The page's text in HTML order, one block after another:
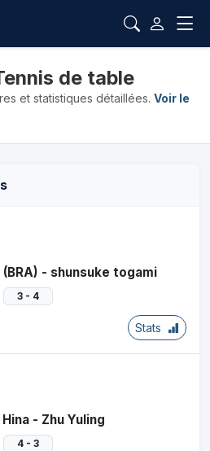
de table
et statistiques détaillées.Voir le
- shunsuke togami
3 - 4
Stats
- Zhu Yuling
4 - 3